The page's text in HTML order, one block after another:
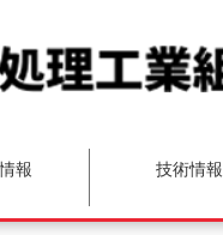
報 技術情報